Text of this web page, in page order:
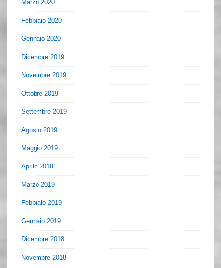
Marzo 2020
Febbraio 2020
Gennaio 2020
Dicembre 2019
Novembre 2019
Ottobre 2019
Settembre 2019
Agosto 2019
Maggio 2019
Aprile 2019
Marzo 2019
Febbraio 2019
Gennaio 2019
Dicembre 2018
Novembre 2018